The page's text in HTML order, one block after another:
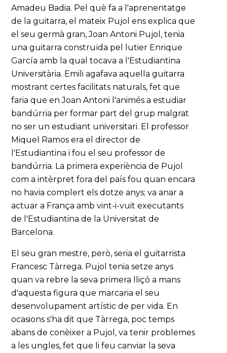
Amadeu Badia. Pel què fa a l'aprenentatge
de la guitarra, el mateix Pujol ens explica que
el seu germà gran, Joan Antoni Pujol, tenia
una guitarra construïda pel lutier Enrique
García amb la qual tocava a l'Estudiantina
Universitària. Emili agafava aquella guitarra
mostrant certes facilitats naturals, fet que
faria que en Joan Antoni l'animés a estudiar
bandúrria per formar part del grup malgrat
no ser un estudiant universitari. El professor
Miquel Ramos era el director de
l'Estudiantina i fou el seu professor de
bandúrria. La primera experiència de Pujol
com a intèrpret fora del país fou quan encara
no havia complert els dotze anys; va anar a
actuar a França amb vint-i-vuit executants
de l'Estudiantina de la Universitat de
Barcelona.
El seu gran mestre, però, seria el guitarrista
Francesc Tàrrega. Pujol tenia setze anys
quan va rebre la seva primera lliçó a mans
d'aquesta figura que marcaria el seu
desenvolupament artístic de per vida. En
ocasions s'ha dit que Tàrrega, poc temps
abans de conèixer a Pujol, va tenir problemes
a les ungles, fet que li feu canviar la seva